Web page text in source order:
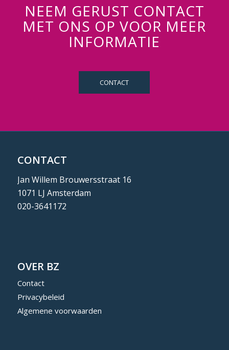
NEEM GERUST CONTACT
MET ONS OP VOOR MEER
INFORMATIE
CONTACT
CONTACT
Jan Willem Brouwersstraat 16
1071 LJ Amsterdam
020-3641172
OVER BZ
Contact
Privacybeleid
Algemene voorwaarden